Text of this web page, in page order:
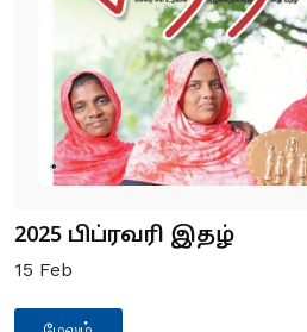
2025 பிப்ரவரி இதழ்
15 Feb